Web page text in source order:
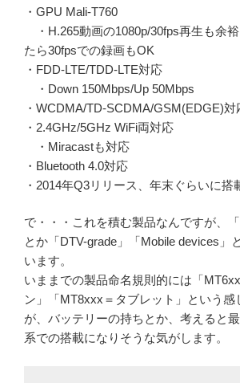
・GPU Mali-T760
・H.265動画の1080p/30fps再生も余
たら30fpsでの録画もOK
・FDD-LTE/TDD-LTE対応
・Down 150Mbps/Up 50Mbps
・WCDMA/TD-SCDMA/GSM(EDGE)対
・2.4GHz/5GHz WiFi両対応
・Miracastも対応
・Bluetooth 4.0対応
・2014年Q3リリース、年末ぐらいに搭
で・・・これを積む製品なんですが、「
とか「DTV-grade」「Mobile devices」
います。
いままでの製品命名規則的には「
ン」「MT8xxx＝タブレット」という感
が、バッテリーの持ちとか、考えると
系での搭載になりそうな気がします。